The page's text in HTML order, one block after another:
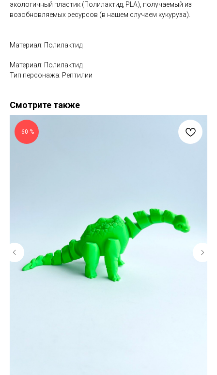
экологичный пластик (Полилактид, PLA), получаемый из
возобновляемых ресурсов (в нашем случаем кукуруза).
Материал: Полилактид
Материал: Полилактид
Тип персонажа: Рептилии
Смотрите также
-60 %